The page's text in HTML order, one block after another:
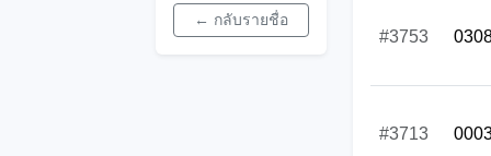
← กลับรายชื่อ
#3753
#3713